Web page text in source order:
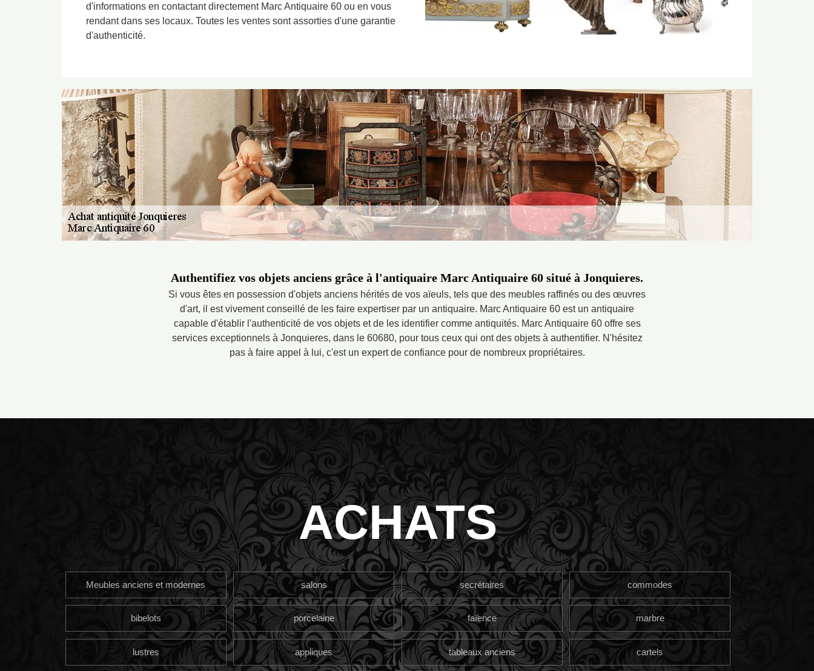
d'informations en contactant directement Marc Antiquaire 60 ou en vous
rendant dans ses locaux. Toutes les ventes sont assorties d'une garantie
d'authenticité.
Authentifiez vos objets anciens grâce à l'antiquaire Marc Antiquaire 60 situé à Jonquieres.
Si vous êtes en possession d'objets anciens hérités de vos aïeuls, tels que des meubles raffinés ou des œuvres
d'art, il est vivement conseillé de les faire expertiser par un antiquaire. Marc Antiquaire 60 est un antiquaire
capable d'établir l'authenticité de vos objets et de les identifier comme antiquités. Marc Antiquaire 60 offre ses
services exceptionnels à Jonquieres, dans le 60680, pour tous ceux qui ont des objets à authentifier. N'hésitez
pas à faire appel à lui, c'est un expert de confiance pour de nombreux propriétaires.
ACHATS
Meubles anciens et modernes salons secrétaires commodes
bibelots porcelaine faïence marbre
lustres appliques tableaux anciens cartels